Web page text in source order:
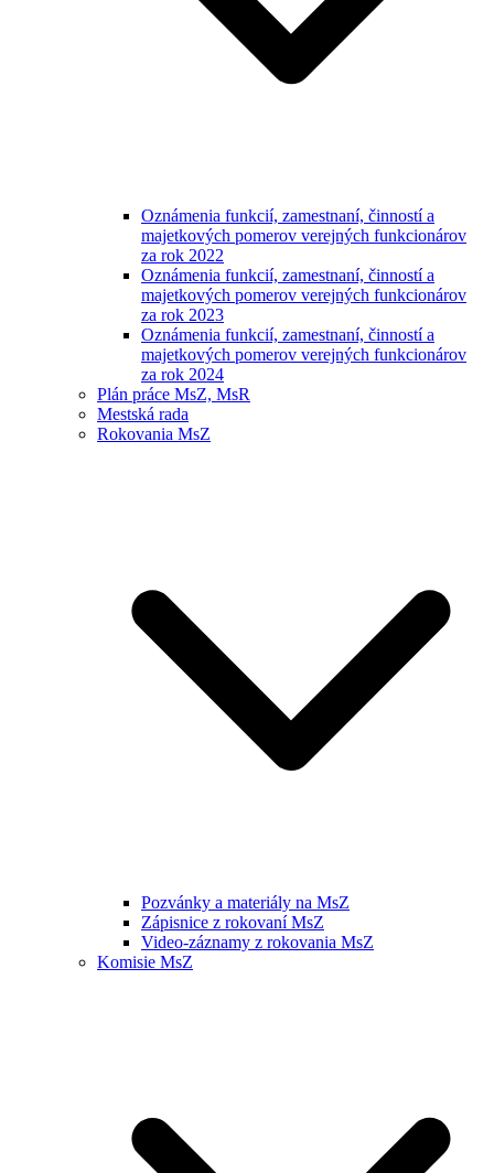
Oznámenia funkcií, zamestnaní, činností a
majetkových pomerov verejných funkcionárov
za rok 2022
Oznámenia funkcií, zamestnaní, činností a
majetkových pomerov verejných funkcionárov
za rok 2023
Oznámenia funkcií, zamestnaní, činností a
majetkových pomerov verejných funkcionárov
za rok 2024
Plán práce MsZ, MsR
Mestská rada
Rokovania MsZ
Pozvánky a materiály na MsZ
Zápisnice z rokovaní MsZ
Video-záznamy z rokovania MsZ
Komisie MsZ